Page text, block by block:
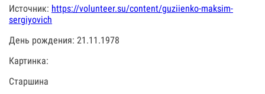
Источник: https://volunteer.su/content/guziienko-maksim-
sergiyovich
День рождения: 21.11.1978
Картинка:
Старшина